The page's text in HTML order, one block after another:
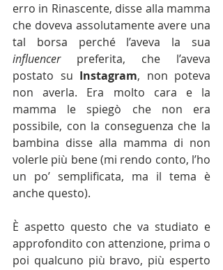
erro in Rinascente, disse alla mamma
che doveva assolutamente avere una
influencer preferita, che l’aveva
postato su Instagram, non poteva
non averla. Era molto cara e la
mamma le spiegò che non era
possibile, con la conseguenza che la
bambina disse alla mamma di non
volerle più bene (mi rendo conto, l’ho
un po’ semplificata, ma il tema è
anche questo).
È aspetto questo che va studiato e
approfondito con attenzione, prima o
poi qualcuno più bravo, più esperto